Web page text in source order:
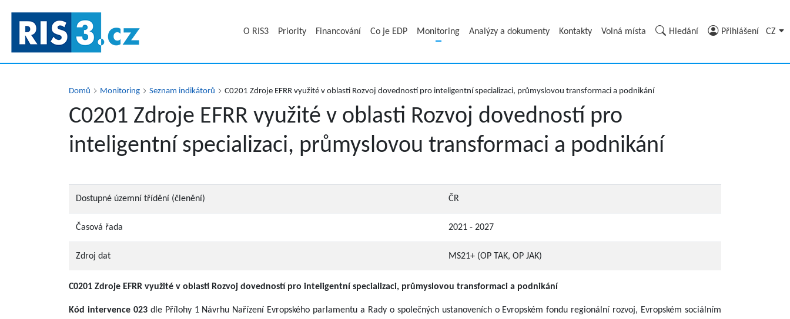
hlavnímu
O RIS3 Priority Financování Co je EDP Monitoring Analýzy a dokumenty Kontakty Volná místa Hledání Přihlášení CZ
Domů Monitoring Seznam indikátorů C0201 Zdroje EFRR využité v oblasti Rozvoj dovedností pro inteligentní specializaci, průmyslovou transformaci a podnikání
C0201 Zdroje EFRR využité v oblasti Rozvoj dovedností pro
inteligentní specializaci, průmyslovou transformaci a podnikání
Dostupné územní třídění (členění) ČR
Časová řada 2021 - 2027
Zdroj dat MS21+ (OP TAK, OP JAK)
C0201 Zdroje EFRR využité v oblasti Rozvoj dovedností pro inteligentní specializaci, průmyslovou transformaci a podnikání
Kód intervence 023dle Přílohy 1 Návrhu Nařízení Evropského parlamentu a Rady o společných ustanoveních o Evropském fondu regionální rozvoj, Evropském sociálním